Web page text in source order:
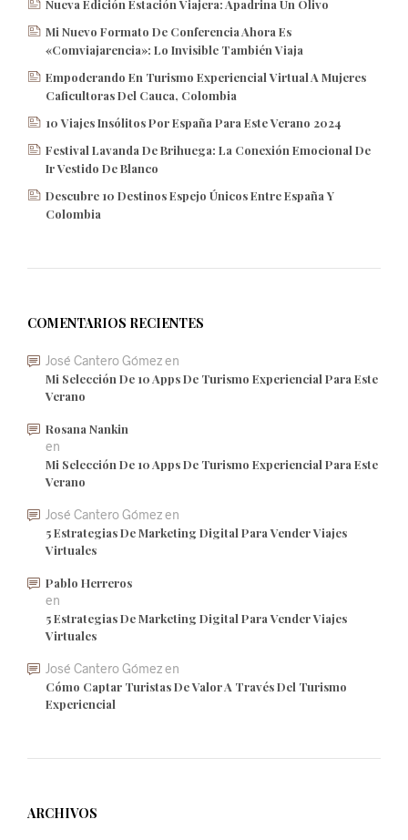
Nueva Edición Estación Viajera: Apadrina Un Olivo
Mi Nuevo Formato De Conferencia Ahora Es
«Comviajarencia»: Lo Invisible También Viaja
Empoderando En Turismo Experiencial Virtual A Mujeres
Caficultoras Del Cauca, Colombia
10 Viajes Insólitos Por España Para Este Verano 2024
Festival Lavanda De Brihuega: La Conexión Emocional De
Ir Vestido De Blanco
Descubre 10 Destinos Espejo Únicos Entre España Y
Colombia
COMENTARIOS RECIENTES
José Cantero Gómezen
Mi Selección De 10 Apps De Turismo Experiencial Para Este
Verano
Rosana Nankin
en
Mi Selección De 10 Apps De Turismo Experiencial Para Este
Verano
José Cantero Gómezen
5 Estrategias De Marketing Digital Para Vender Viajes
Virtuales
Pablo Herreros
en
5 Estrategias De Marketing Digital Para Vender Viajes
Virtuales
José Cantero Gómezen
Cómo Captar Turistas De Valor A Través Del Turismo
Experiencial
ARCHIVOS